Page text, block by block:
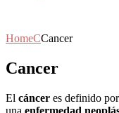
HomeCCancer
Cancer
El cáncer es definido
una enfermedad